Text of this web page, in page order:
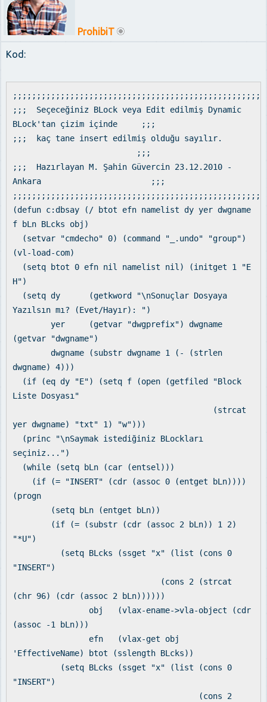
ProhibiT
Kod:
;;; Seçeceğiniz BLock veya Edit edilmiş Dynamic
BLock'tan çizim içinde ;;;
;;; kaç tane insert edilmiş olduğu sayılır.
;;;
;;; Hazırlayan M. Şahin Güvercin 23.12.2010 -
Ankara ;;;
(defun c:dbsay (/ btot efn namelist dy yer dwgname
f bLn BLcks obj)
(setvar "cmdecho" 0) (command "_.undo" "group")
(vl-load-com)
(setq btot 0 efn nil namelist nil) (initget 1 "E
H")
(setq dy (getkword "\nSonuçlar Dosyaya
Yazılsın mı? (Evet/Hayır): ")
yer (getvar "dwgprefix") dwgname
(getvar "dwgname")
dwgname (substr dwgname 1 (- (strlen
dwgname) 4)))
(if (eq dy "E") (setq f (open (getfiled "Block
Liste Dosyası"
(strcat
yer dwgname) "txt" 1) "w")))
(princ "\nSaymak istediğiniz BLockları
seçiniz...")
(while (setq bLn (car (entsel)))
(if (= "INSERT" (cdr (assoc 0 (entget bLn))))
(progn
(setq bLn (entget bLn))
(if (= (substr (cdr (assoc 2 bLn)) 1 2)
"*U")
(setq BLcks (ssget "x" (list (cons 0
"INSERT")
(cons 2 (strcat
(chr 96) (cdr (assoc 2 bLn))))))
obj (vlax-ename->vla-object (cdr
(assoc -1 bLn)))
efn (vlax-get obj
'EffectiveName) btot (sslength BLcks))
(setq BLcks (ssget "x" (list (cons 0
"INSERT")
(cons 2